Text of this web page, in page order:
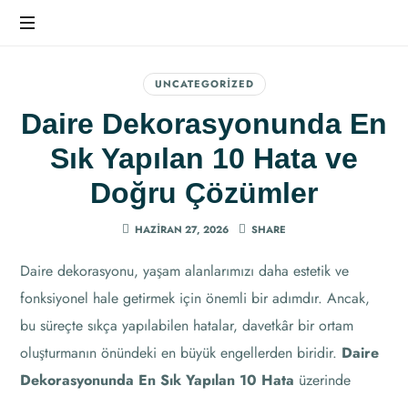
Hissedin
UNCATEGORIZED
Daire Dekorasyonunda En
Sık Yapılan 10 Hata ve
Doğru Çözümler
HAZIRAN 27, 2026 SHARE
Daire dekorasyonu, yaşam alanlarımızı daha estetik ve
fonksiyonel hale getirmek için önemli bir adımdır. Ancak,
bu süreçte sıkça yapılabilen hatalar, davetkâr bir ortam
oluşturmanın önündeki en büyük engellerden biridir. Daire
Dekorasyonunda En Sık Yapılan 10 Hata üzerinde